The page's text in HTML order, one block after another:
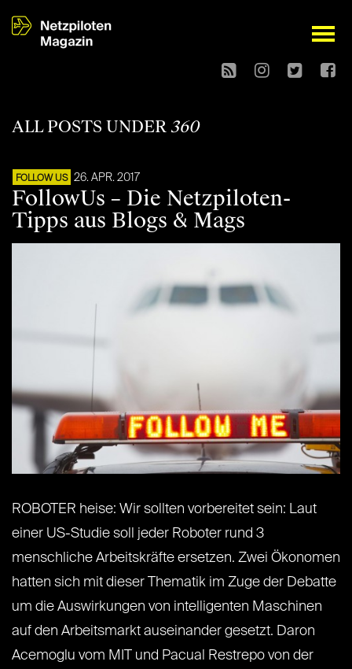
open
ALL POSTS UNDER360
FOLLOW US 26. APR. 2017
FollowUs – Die Netzpiloten-
Tipps aus Blogs & Mags
ROBOTER heise: Wir sollten vorbereitet sein: Laut
einer US-Studie soll jeder Roboter rund 3
menschliche Arbeitskräfte ersetzen. Zwei Ökonomen
hatten sich mit dieser Thematik im Zuge der Debatte
um die Auswirkungen von intelligenten Maschinen
auf den Arbeitsmarkt auseinander gesetzt. Daron
Acemoglu vom MIT und Pacual Restrepo von der